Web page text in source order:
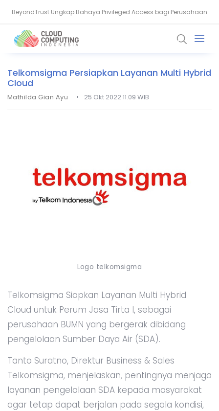
BeyondTrust Ungkap Bahaya Privileged Access bagi Perusahaan
BSSN: Komputer Kuantum Ancam Enkripsi, Saatnya Beralih ke PQC
Telkomsigma Persiapkan Layanan Multi Hybrid
Cloud
Mathilda Gian Ayu • 25 Okt 2022 11.09 WIB
Logo telkomsigma
Telkomsigma Siapkan Layanan Multi Hybrid
Cloud untuk Perum Jasa Tirta I, sebagai
perusahaan BUMN yang bergerak dibidang
pengelolaan Sumber Daya Air (SDA).
Tanto Suratno, Direktur Business & Sales
Telkomsigma, menjelaskan, pentingnya menjaga
layanan pengelolaan SDA kepada masyarakat
agar tetap dapat berjalan pada segala kondisi,